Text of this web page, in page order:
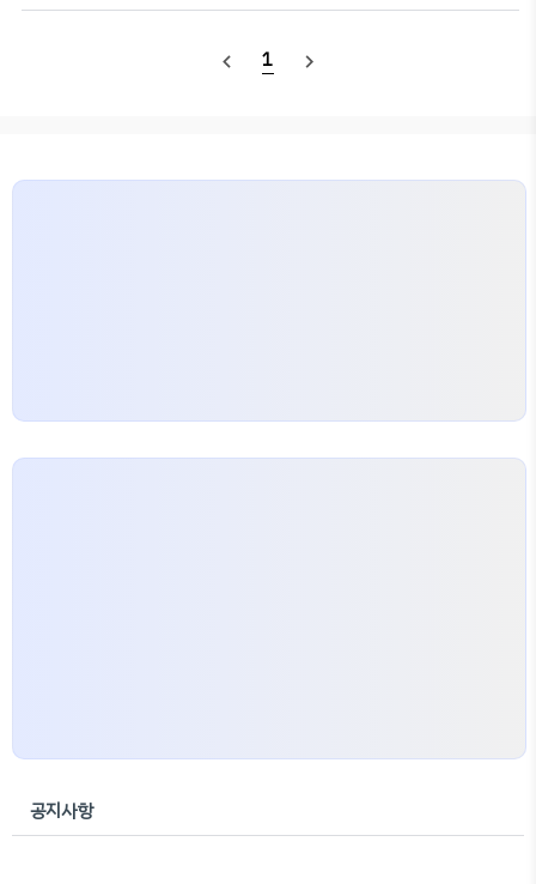
었다. Blackwell Hall - HousingBlackwell Hall
davidblackwellhall@americancampus.com | Mail
navigate_before 1 navigate_next
공지사항